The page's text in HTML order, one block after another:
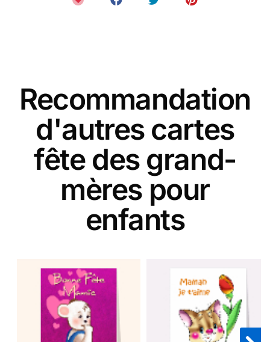
Recommandation
d'autres cartes
fête des grand-
mères pour
enfants